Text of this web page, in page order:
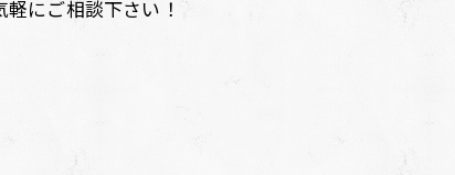
にご相談下さい！